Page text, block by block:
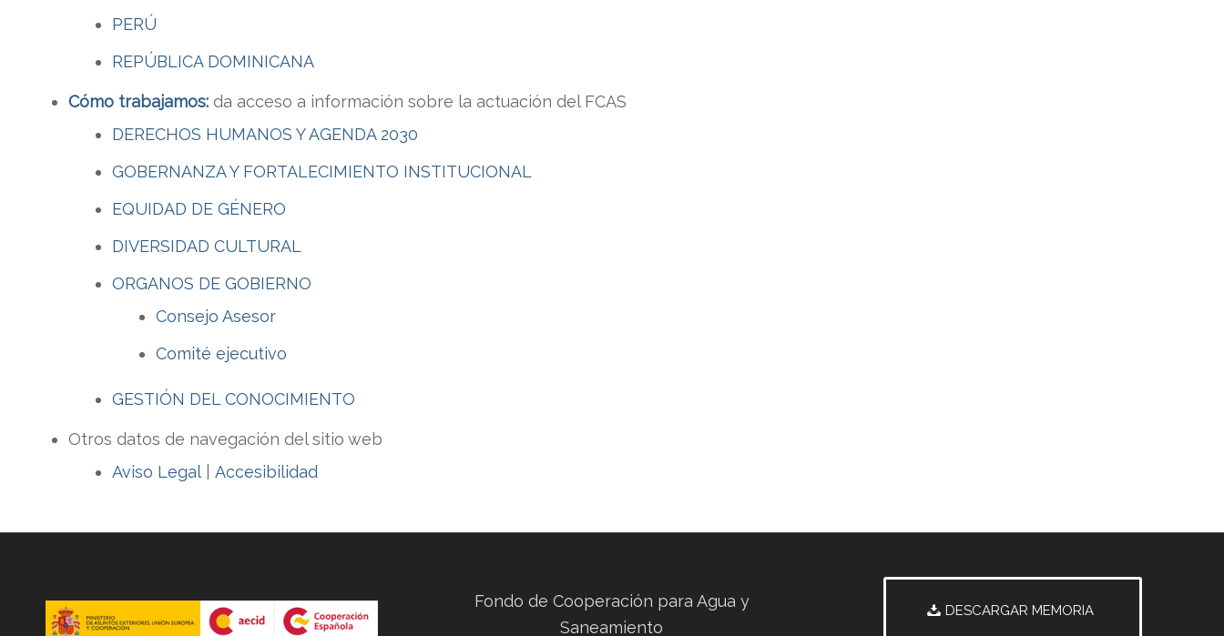
PERÚ
REPÚBLICA DOMINICANA
Cómo trabajamos: da acceso a información sobre la actuación del FCAS
DERECHOS HUMANOS Y AGENDA 2030
GOBERNANZA Y FORTALECIMIENTO INSTITUCIONAL
EQUIDAD DE GÉNERO
DIVERSIDAD CULTURAL
ORGANOS DE GOBIERNO
Consejo Asesor
Comité ejecutivo
GESTIÓN DEL CONOCIMIENTO
Otros datos de navegación del sitio web
Aviso Legal
Accesibilidad
Fondo de Cooperación para Agua y
Saneamiento
DESCARGAR MEMORIA